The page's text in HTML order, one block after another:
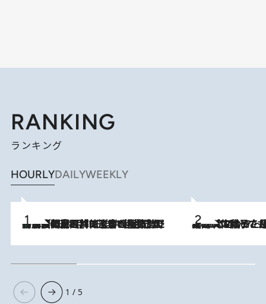
RANKING
ランキング
HOURLYDAILYWEEKLY
2026.8.8
「最後に見られてよかった」上野動物園の東園パンダ舎が解体前に特別公開。8月16日まで延長されたパネル展と共に辿る“半世紀”のパンダ飼育《解体工事の図面あり》 2026.8.5
【阿川佐和子さんの年とる力】なぜ70代で始めた趣味は“こんなに楽しい”のか？ ピアノ、俳句…スランプに陥っても続けられる“ある秘訣”とは
1 / 5